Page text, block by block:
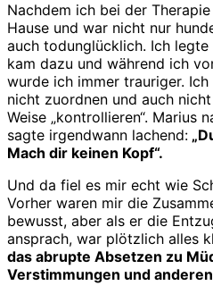
Nachdem ich bei der
Hause und war nicht nur
auch todunglücklich. Ich
kam dazu und während ich
wurde ich immer trauriger.
nicht zuordnen und auch
Weise „kontrollieren“. Marius
sagte irgendwann lachend:
Mach dir keinen Kopf“.
Und da fiel es mir echt wie
Vorher waren mir die
bewusst, aber als er die
ansprach, war plötzlich alles
das abrupte Absetzen zu
Verstimmungen und